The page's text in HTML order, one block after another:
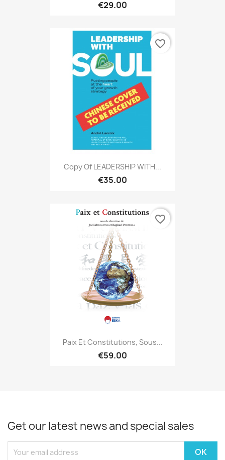
€29.00
Copy Of LEADERSHIP WITH...
€35.00
favorite_border
Paix Et Constitutions, Sous...
€59.00
favorite_border
Get our latest news and special sales